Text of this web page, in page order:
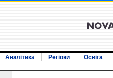
Аналітика Регіони
Освіта